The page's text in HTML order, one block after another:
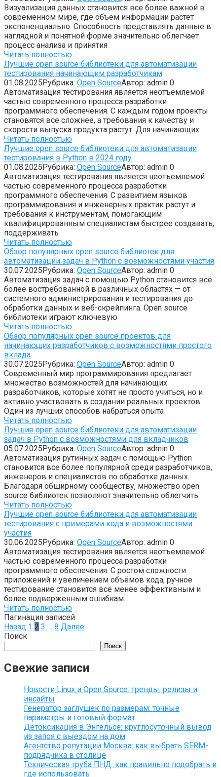
Визуализация данных становится все более важной в
современном мире, где объем информации растет
экспоненциально. Способность представлять данные в
наглядной и понятной форме значительно облегчает
процесс анализа и принятия
Читать полностью
Лучшие open source библиотеки для автоматизации
тестирования начинающим разработчикам
01.08.2025Рубрика: Open SourceАвтор: admin 0
Автоматизация тестирования является неотъемлемой
частью современного процесса разработки
программного обеспечения. С каждым годом проекты
становятся все сложнее, а требования к качеству и
скорости выпуска продукта растут. Для начинающих
Читать полностью
Лучшие open source библиотеки для автоматизации
тестирования в Python в 2024 году
01.08.2025Рубрика: Open SourceАвтор: admin 0
Автоматизация тестирования является неотъемлемой
частью современного процесса разработки
программного обеспечения. С развитием языков
программирования и инженерных практик растут и
требования к инструментам, помогающим
квалифицированным специалистам быстрее создавать,
поддерживать
Читать полностью
Обзор популярных open source библиотек для
автоматизации задач в Python с возможностями участия
30.07.2025Рубрика: Open SourceАвтор: admin 0
Автоматизация задач с помощью Python становится всё
более востребованной в различных областях — от
системного администрирования и тестирования до
обработки данных и веб-скрейпинга. Open source
библиотеки играют ключевую
Читать полностью
Обзор популярных open source проектов для
начинающих разработчиков с возможностями простого
вклада
30.07.2025Рубрика: Open SourceАвтор: admin 0
Современный мир программирования предлагает
множество возможностей для начинающих
разработчиков, которые хотят не просто учиться, но и
активно участвовать в создании реальных проектов.
Один из лучших способов набраться опыта
Читать полностью
Лучшие open source библиотеки для автоматизации
задач в Python с возможностями для вкладчиков
05.07.2025Рубрика: Open SourceАвтор: admin 0
Автоматизация рутинных задач с помощью Python
становится все более популярной среди разработчиков,
инженеров и специалистов по обработке данных.
Благодаря обширному сообществу, множество open
source библиотек позволяют значительно облегчить
Читать полностью
Лучшие open source библиотеки для автоматизации
тестирования с примерами кода и возможностями
участия
30.06.2025Рубрика: Open SourceАвтор: admin 0
Автоматизация тестирования является неотъемлемой
частью современного процесса разработки
программного обеспечения. С ростом сложности
приложений и увеличением объёмов кода, ручное
тестирование становится всё менее эффективным и
более подверженным ошибкам.
Читать полностью
Пагинация записей
Назад 1 2 3 … 8 Далее
Поиск
Поиск
Свежие записи
Новости Linux и Open Source: тренды, релизы и
инсайты
Генератор заглушек по размерам: точные
параметры и готовый формат
Детоксикация в Энгельсе: круглосуточный вывод
из запоя с выездом на дом
Агентство репутации Москва: как выбрать SERM-
подрядчика в столице
Техническая труба ПНД: как правильно подобрать и
где использовать